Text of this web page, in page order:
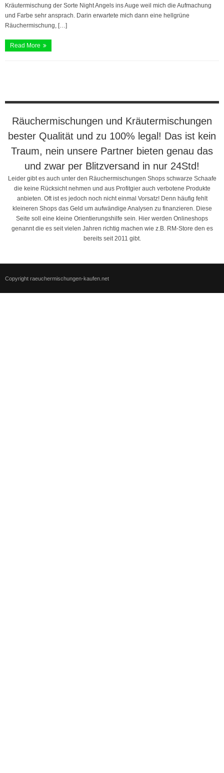
Kräutermischung der Sorte Night Angels ins Auge weil mich die Aufmachung
und Farbe sehr ansprach. Darin erwartete mich dann eine hellgrüne
Räuchermischung, […]
Read More
Räuchermischungen und Kräutermischungen
bester Qualität und zu 100% legal! Das ist kein
Traum, nein unsere Partner bieten genau das
und zwar per Blitzversand in nur 24Std!
Leider gibt es auch unter den Räuchermischungen Shops schwarze Schaafe
die keine Rücksicht nehmen und aus Profitgier auch verbotene Produkte
anbieten. Oft ist es jedoch noch nicht einmal Vorsatz! Denn häufig fehlt
kleineren Shops das Geld um aufwändige Analysen zu finanzieren. Diese
Seite soll eine kleine Orientierungshilfe sein. Hier werden Onlineshops
genannt die es seit vielen Jahren richtig machen wie z.B. RM-Store den es
bereits seit 2011 gibt.
Copyright raeuchermischungen-kaufen.net